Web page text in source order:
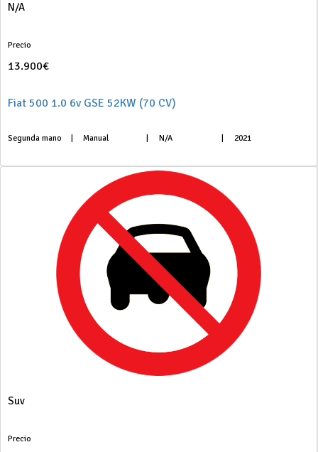
N/A
Precio
13.900€
Fiat 500 1.0 6v GSE 52KW (70 CV)
Segunda mano Manual N/A 2021
Suv
Precio